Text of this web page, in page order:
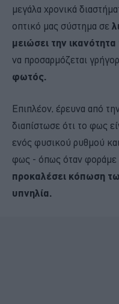
μεγάλα χρονικά
οπτικό μας σύστημα σε
μειώσει την
να προσαρμόζεται
φωτός.
Επιπλέον, έρευνα από
διαπίστωσε ότι το φως
ενός φυσικού ρυθμού
φως - όπως όταν φοράμε
προκαλέσει κόπωση
υπνηλία.